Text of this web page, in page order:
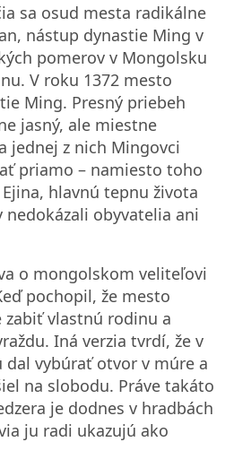
sa osud mesta radikálne
nástup dynastie Ming v
pomerov v Mongolsku
V roku 1372 mesto
Ming. Presný priebeh
jasný, ale miestne
jednej z nich Mingovci
priamo – namiesto toho
hlavnú tepnu života
nedokázali obyvatelia ani
o mongolskom veliteľovi
pochopil, že mesto
zabiť vlastnú rodinu a
Iná verzia tvrdí, že v
dal vybúrať otvor v múre a
na slobodu. Práve takáto
je dodnes v hradbách
ju radi ukazujú ako